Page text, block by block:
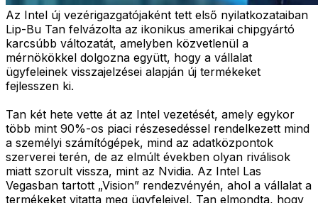
Az Intel új vezérigazgatójaként tett első nyilatkozataiban
Lip-Bu Tan felvázolta az ikonikus amerikai chipgyártó
karcsúbb változatát, amelyben közvetlenül a
mérnökökkel dolgozna együtt, hogy a vállalat
ügyfeleinek visszajelzései alapján új termékeket
fejlesszen ki.
Tan két hete vette át az Intel vezetését, amely egykor
több mint 90%-os piaci részesedéssel rendelkezett mind
a személyi számítógépek, mind az adatközpontok
szerverei terén, de az elmúlt években olyan riválisok
miatt szorult vissza, mint az Nvidia. Az Intel Las
Vegasban tartott „Vision” rendezvényén, ahol a vállalat a
termékeket vitatta meg ügyfeleivel, Tan elmondta, hogy